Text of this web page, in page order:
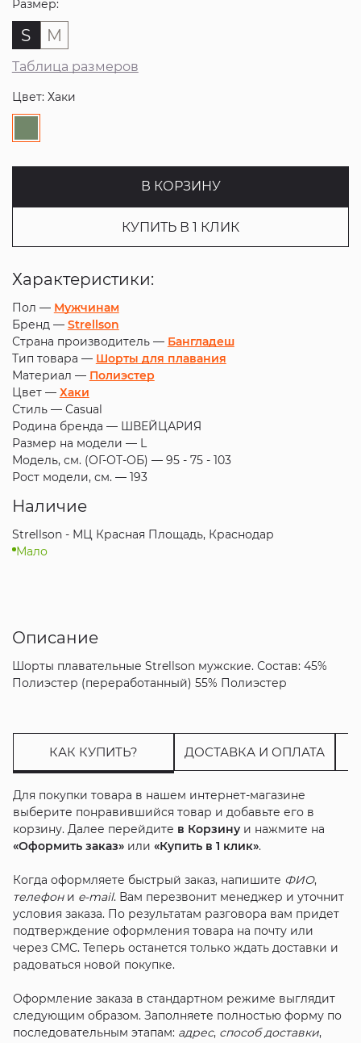
Размер:
S M
Таблица размеров
Цвет: Хаки
В КОРЗИНУ
КУПИТЬ В 1 КЛИК
Характеристики:
Пол — Мужчинам
Бренд — Strellson
Страна производитель — Бангладеш
Тип товара — Шорты для плавания
Материал — Полиэстер
Цвет — Хаки
Стиль — Casual
Родина бренда — ШВЕЙЦАРИЯ
Размер на модели — L
Модель, см. (ОГ-ОТ-ОБ) — 95 - 75 - 103
Рост модели, см. — 193
Наличие
Strellson - МЦ Красная Площадь, Краснодар
Мало
Описание
Шорты плавательные Strellson мужские. Состав: 45%
Полиэстер (переработанный) 55% Полиэстер
КАК КУПИТЬ? ДОСТАВКА И ОПЛАТА
Для покупки товара в нашем интернет-магазине
выберите понравившийся товар и добавьте его в
корзину. Далее перейдите в Корзинуи нажмите на
«Оформить заказ»или «Купить в 1 клик».
Когда оформляете быстрый заказ, напишите ФИО,
телефони e-mail. Вам перезвонит менеджер и уточнит
условия заказа. По результатам разговора вам придет
подтверждение оформления товара на почту или
через СМС. Теперь останется только ждать доставки и
радоваться новой покупке.
Оформление заказа в стандартном режиме выглядит
следующим образом. Заполняете полностью форму по
последовательным этапам: адрес, способ доставки,